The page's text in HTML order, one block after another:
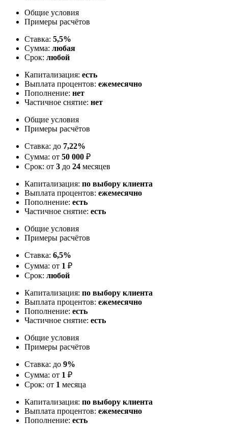
Общие условия
Примеры расчётов
Ставка: 5,5%
Сумма: любая
Срок: любой
Капитализация: есть
Выплата процентов: ежемесячно
Пополнение: нет
Частичное снятие: нет
Общие условия
Примеры расчётов
Ставка: до 7,22%
Сумма: от 50 000 ₽
Срок: от 3 до 24 месяцев
Капитализация: по выбору клиента
Выплата процентов: ежемесячно
Пополнение: есть
Частичное снятие: есть
Общие условия
Примеры расчётов
Ставка: 6,5%
Сумма: от 1 ₽
Срок: любой
Капитализация: по выбору клиента
Выплата процентов: ежемесячно
Пополнение: есть
Частичное снятие: есть
Общие условия
Примеры расчётов
Ставка: до 9%
Сумма: от 1 ₽
Срок: от 1 месяца
Капитализация: по выбору клиента
Выплата процентов: ежемесячно
Пополнение: есть